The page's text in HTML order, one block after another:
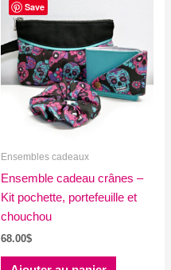
Save
Ensembles cadeaux
Ensemble cadeau crânes –
Kit pochette, portefeuille et
chouchou
68.00$